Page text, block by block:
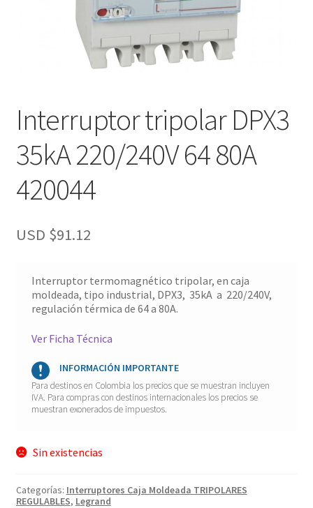
Interruptor tripolar DPX3
35kA 220/240V 64 80A
420044
USD $91.12
Interruptor termomagnético tripolar, en caja
moldeada, tipo industrial, DPX3, 35kA a 220/240V,
regulación térmica de 64 a 80A.
Ver Ficha Técnica
INFORMACIÓN IMPORTANTE
Para destinos en Colombia los precios que se muestran incluyen
IVA. Para compras con destinos internacionales los precios se
muestran exonerados de impuestos.
Sin existencias
Categorías: Interruptores Caja Moldeada TRIPOLARES
REGULABLES, Legrand